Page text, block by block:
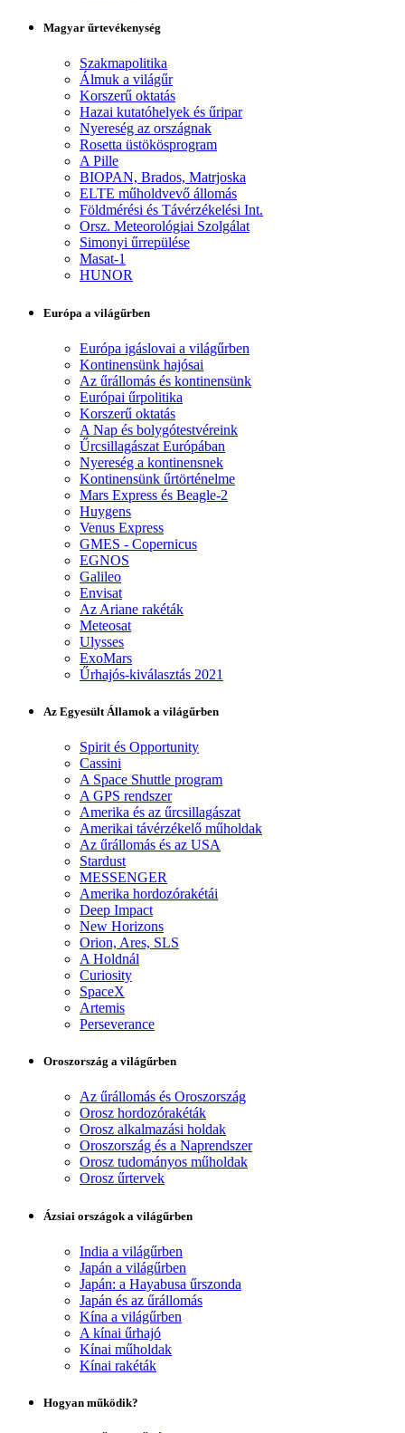
Magyar űrtevékenység
Szakmapolitika
Álmuk a világűr
Korszerű oktatás
Hazai kutatóhelyek és űripar
Nyereség az országnak
Rosetta üstökösprogram
A Pille
BIOPAN, Brados, Matrjoska
ELTE műholdvevő állomás
Földmérési és Távérzékelési Int.
Orsz. Meteorológiai Szolgálat
Simonyi űrrepülése
Masat-1
HUNOR
Európa a világűrben
Európa igáslovai a világűrben
Kontinensünk hajósai
Az űrállomás és kontinensünk
Európai űrpolitika
Korszerű oktatás
A Nap és bolygótestvéreink
Űrcsillagászat Európában
Nyereség a kontinensnek
Kontinensünk űrtörténelme
Mars Express és Beagle-2
Huygens
Venus Express
GMES - Copernicus
EGNOS
Galileo
Envisat
Az Ariane rakéták
Meteosat
Ulysses
ExoMars
Űrhajós-kiválasztás 2021
Az Egyesült Államok a világűrben
Spirit és Opportunity
Cassini
A Space Shuttle program
A GPS rendszer
Amerika és az űrcsillagászat
Amerikai távérzékelő műholdak
Az űrállomás és az USA
Stardust
MESSENGER
Amerika hordozórakétái
Deep Impact
New Horizons
Orion, Ares, SLS
A Holdnál
Curiosity
SpaceX
Artemis
Perseverance
Oroszország a világűrben
Az űrállomás és Oroszország
Orosz hordozórakéták
Orosz alkalmazási holdak
Oroszország és a Naprendszer
Orosz tudományos műholdak
Orosz űrtervek
Ázsiai országok a világűrben
India a világűrben
Japán a világűrben
Japán: a Hayabusa űrszonda
Japán és az űrállomás
Kína a világűrben
A kínai űrhajó
Kínai műholdak
Kínai rakéták
Hogyan működik?